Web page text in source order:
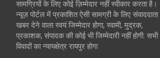
सामग्रियों के लिए कोई ज़िम्मेदार नहीं स्वीकार करता है।
न्यूज़ पोर्टल में प्रकाशित ऐसी सामग्री के लिए
खबर देने वाला स्वयं जिम्मेदार होगा, स्वामी, मुद्रक,
प्रकाशक, संपादक की कोई भी जिम्मेदारी नहीं होगी. सभी
विवादों का न्यायक्षेत्र रायपुर होगा